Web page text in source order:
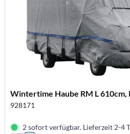
Wintertime Haube RM L 610cm,
928171
2 sofort verfügbar. Lieferzeit 2-4